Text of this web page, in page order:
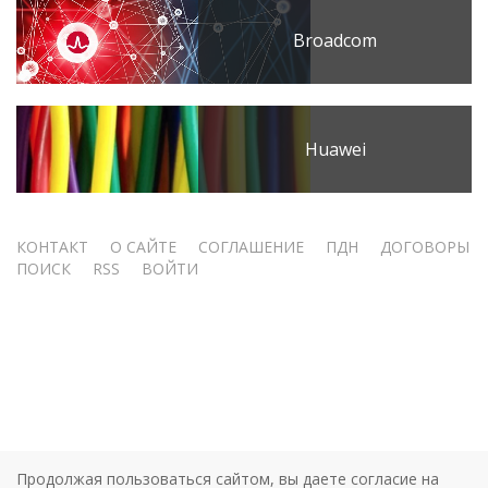
Broadcom
Huawei
Меню
КОНТАКТ О САЙТЕ СОГЛАШЕНИЕ ПДН
ДОГОВОРЫ
ПОИСК
RSS ВОЙТИ
Продолжая пользоваться сайтом, вы даете согласие на